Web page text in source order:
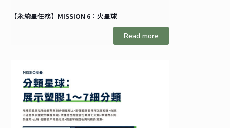
【永續星任務】MISSION 6：火星球
Read more